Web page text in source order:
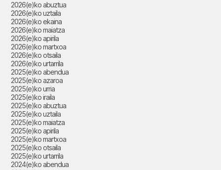
2026(e)ko abuztua
2026(e)ko uztaila
2026(e)ko ekaina
2026(e)ko maiatza
2026(e)ko apirila
2026(e)ko martxoa
2026(e)ko otsaila
2026(e)ko urtarrila
2025(e)ko abendua
2025(e)ko azaroa
2025(e)ko urria
2025(e)ko iraila
2025(e)ko abuztua
2025(e)ko uztaila
2025(e)ko maiatza
2025(e)ko apirila
2025(e)ko martxoa
2025(e)ko otsaila
2025(e)ko urtarrila
2024(e)ko abendua